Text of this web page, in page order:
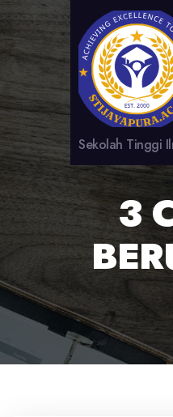
Sekolah Tinggi
3